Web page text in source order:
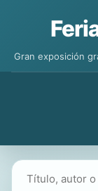
Gran exposición